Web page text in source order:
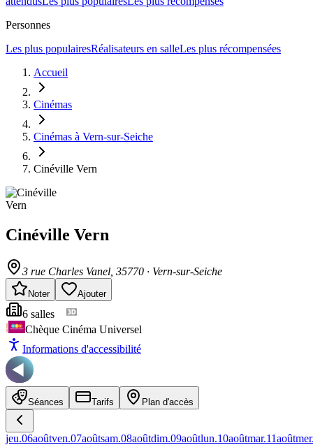
Personnes
Les plus populairesRéalisateurs en salleLes plus récompensées
Accueil
Cinémas
Cinémas à Vern-sur-Seiche
Cinéville Vern
Cinéville Vern
3 rue Charles Vanel , 35770 · Vern-sur-Seiche
Noter Ajouter
6 salles
Chèque Cinéma Universel
Informations d'accessibilité
Séances Tarifs Plan d'accès
jeu.06aoûtven.07aoûtsam.08aoûtdim.09aoûtlun.10aoûtmar.11août